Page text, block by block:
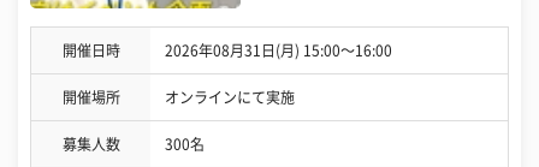
開催日時 2026年08月31日(月) 15:00〜16:00
開催場所 オンラインにて実施
募集人数 300名